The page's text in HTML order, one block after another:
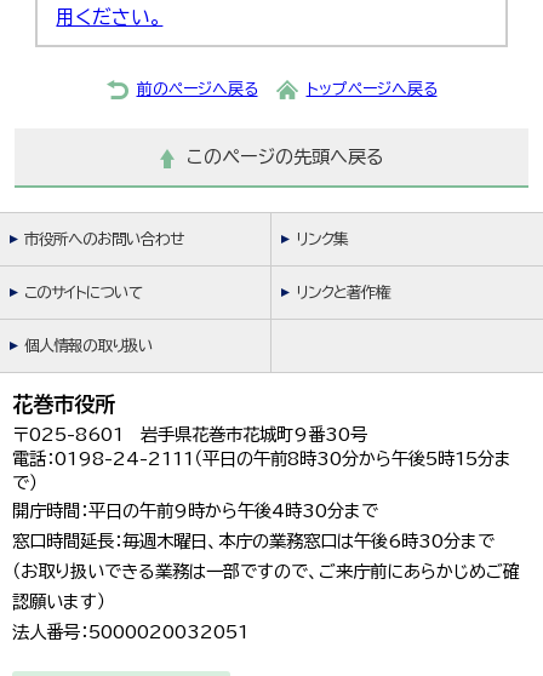
用ください。
前のページへ戻る トップページへ戻る
このページの先頭へ戻る
市役所へのお問い合わせ リンク集
このサイトについて リンクと著作権
個人情報の取り扱い
花巻市役所
〒025-8601 岩手県花巻市花城町9番30号
電話：0198-24-2111（平日の午前8時30分から午後5時15分ま
で）
開庁時間：平日の午前9時から午後4時30分まで
窓口時間延長：毎週木曜日、本庁の業務窓口は午後6時30分まで
（お取り扱いできる業務は一部ですので、ご来庁前にあらかじめご確
認願います）
法人番号：5000020032051